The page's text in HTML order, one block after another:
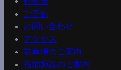
ご予約
お問い合わせ
アクセス
駐車場のご案内
宿泊施設のご案内